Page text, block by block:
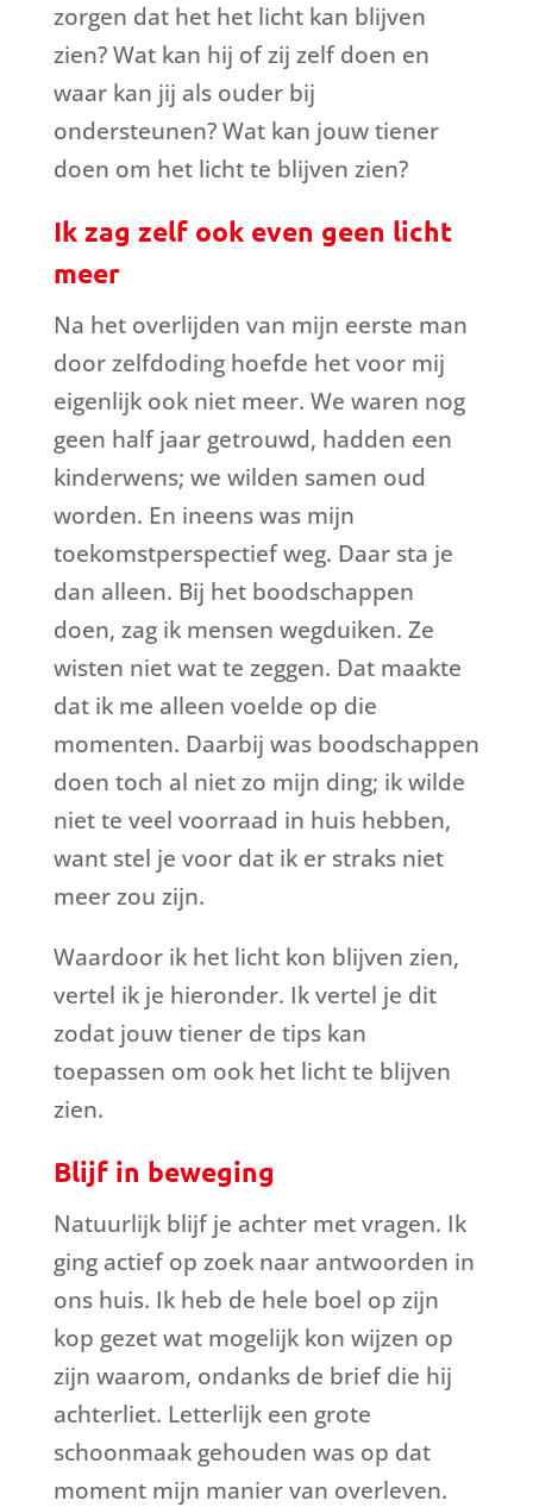
zorgen dat het het licht kan blijven
zien? Wat kan hij of zij zelf doen en
waar kan jij als ouder bij
ondersteunen? Wat kan jouw tiener
doen om het licht te blijven zien?
Ik zag zelf ook even geen licht
meer
Na het overlijden van mijn eerste man
door zelfdoding hoefde het voor mij
eigenlijk ook niet meer. We waren nog
geen half jaar getrouwd, hadden een
kinderwens; we wilden samen oud
worden. En ineens was mijn
toekomstperspectief weg. Daar sta je
dan alleen. Bij het boodschappen
doen, zag ik mensen wegduiken. Ze
wisten niet wat te zeggen. Dat maakte
dat ik me alleen voelde op die
momenten. Daarbij was boodschappen
doen toch al niet zo mijn ding; ik wilde
niet te veel voorraad in huis hebben,
want stel je voor dat ik er straks niet
meer zou zijn.
Waardoor ik het licht kon blijven zien,
vertel ik je hieronder. Ik vertel je dit
zodat jouw tiener de tips kan
toepassen om ook het licht te blijven
zien.
Blijf in beweging
Natuurlijk blijf je achter met vragen. Ik
ging actief op zoek naar antwoorden in
ons huis. Ik heb de hele boel op zijn
kop gezet wat mogelijk kon wijzen op
zijn waarom, ondanks de brief die hij
achterliet. Letterlijk een grote
schoonmaak gehouden was op dat
moment mijn manier van overleven.